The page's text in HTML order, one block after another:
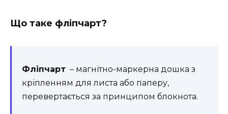
Що таке фліпчарт?
Фліпчарт – магнітно-маркерна дошка з
кріпленням для листа або паперу,
перевертається за принципом блокнота.